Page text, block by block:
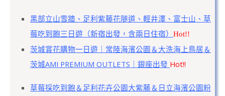
黑部立山雪牆、足利紫藤花隧道、輕井澤、富士山、草
莓吃到飽三日遊（新宿出發，含兩日住宿） Hot!!
茨城賞花購物一日遊｜常陸海濱公園＆大洗海上鳥居＆
茨城AMI PREMIUM OUTLETS｜銀座出發 Hot!!
草莓採吃到飽＆足利花卉公園大紫藤＆日立海濱公園粉